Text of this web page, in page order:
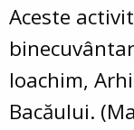
Aceste
Ioachim,
Bacăului.